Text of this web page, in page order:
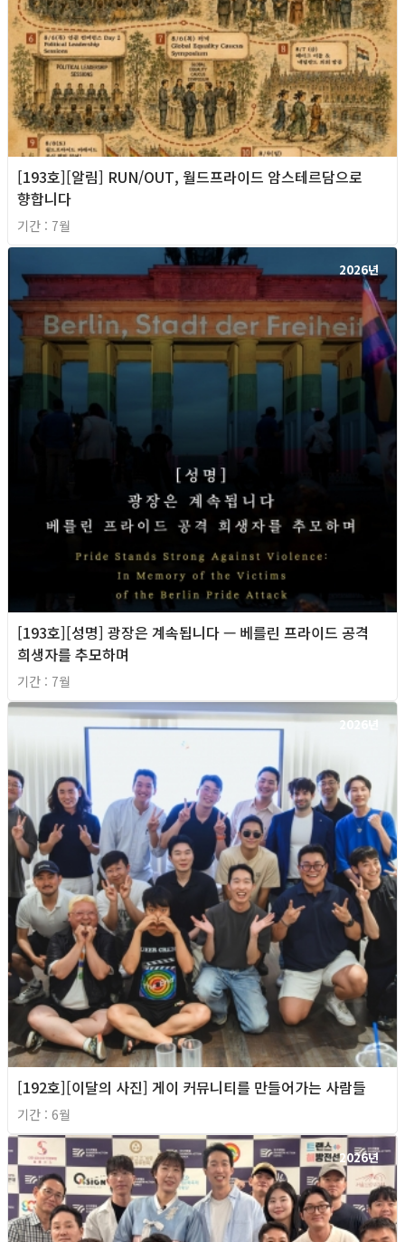
[193호][알림] RUN/OUT, 월드프라이드 암스테르담으로
향합니다
기간 : 7월
2026년
[193호][성명] 광장은 계속됩니다 — 베를린 프라이드 공격
희생자를 추모하며
기간 : 7월
2026년
[192호][이달의 사진] 게이 커뮤니티를 만들어가는 사람들
기간 : 6월
2026년